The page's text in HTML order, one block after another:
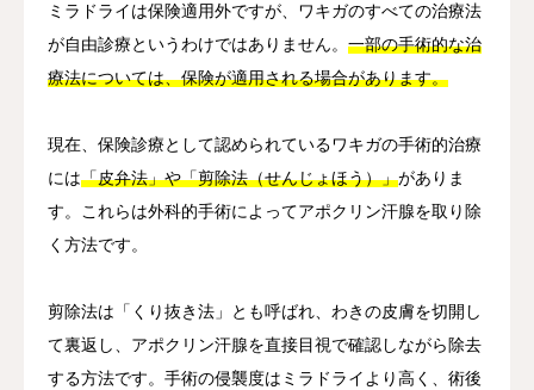
ミラドライは保険適用外ですが、ワキガのすべての治療法
が自由診療というわけではありません。 一部の手術的な治
療法については、保険が適用される場合があります。
現在、保険診療として認められているワキガの手術的治療
には「皮弁法」や「剪除法（せんじょほう）」がありま
す。これらは外科的手術によってアポクリン汗腺を取り除
く方法です。
剪除法は「くり抜き法」とも呼ばれ、わきの皮膚を切開し
て裏返し、アポクリン汗腺を直接目視で確認しながら除去
する方法です。手術の侵襲度はミラドライより高く、術後